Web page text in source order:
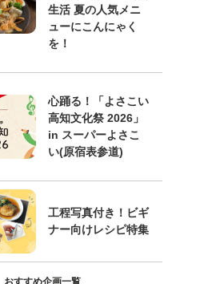
生活 夏の人気メニ
ューにこんにゃく
を！
心踊る！「よさこい
高知文化祭 2026」
in スーパーよさこ
い(原宿表参道)
工程写真付き！ビギ
ナー向けレシピ特集
おすすめ企画一覧